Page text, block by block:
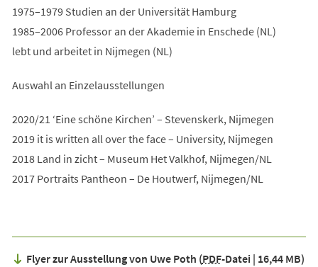
1975–1979 Studien an der Universität Hamburg
1985–2006 Professor an der Akademie in Enschede (NL)
lebt und arbeitet in Nijmegen (NL)
Auswahl an Einzelausstellungen
2020/21 ‘Eine schöne Kirchen’ – Stevenskerk, Nijmegen
2019 it is written all over the face – University, Nijmegen
2018 Land in zicht – Museum Het Valkhof, Nijmegen/NL
2017 Portraits Pantheon – De Houtwerf, Nijmegen/NL
Flyer zur Ausstellung von Uwe Poth PDF-Datei 16,44 MB